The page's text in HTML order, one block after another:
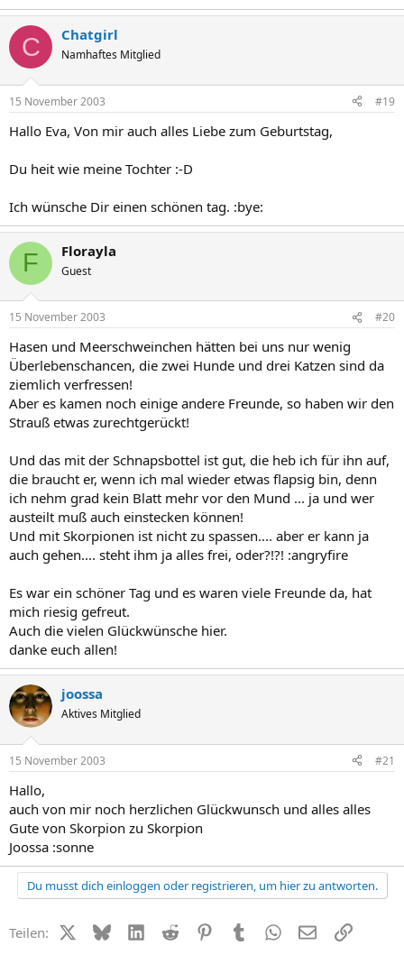
C Chatgirl
Namhaftes Mitglied
15 November 2003 #19
Hallo Eva, Von mir auch alles Liebe zum Geburtstag,
Du heit wie meine Tochter :-D
Ich wünsche Dir einen schönen tag. :bye:
F Florayla
Guest
15 November 2003 #20
Hasen und Meerschweinchen hätten bei uns nur wenig
Überlebenschancen, die zwei Hunde und drei Katzen sind da
ziemlich verfressen!
Aber es kamen noch einige andere Freunde, so haben wir den
Strauß etwas zurechtgerückt!
Und das mit der Schnapsbottel ist gut, die heb ich für ihn auf,
die braucht er, wenn ich mal wieder etwas flapsig bin, denn
ich nehm grad kein Blatt mehr vor den Mund ... ja und wer
austeilt muß auch einstecken können!
Und mit Skorpionen ist nicht zu spassen.... aber er kann ja
auch gehen.... steht ihm ja alles frei, oder?!?! :angryfire
Es war ein schöner Tag und es waren viele Freunde da, hat
mich riesig gefreut.
Auch die vielen Glückwünsche hier.
danke euch allen!
joossa
Aktives Mitglied
15 November 2003 #21
Hallo,
auch von mir noch herzlichen Glückwunsch und alles alles
Gute von Skorpion zu Skorpion
Joossa :sonne
Du musst dich einloggen oder registrieren, um hier zu antworten.
Teilen: X (Twitter)
BlueskyLinkedIn
Reddit PinterestTumblr WhatsApp
E-MailLink